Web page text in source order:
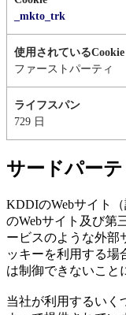
_mkto_trk
ファーストパーティ
729 日
サードパー
KDDIのWebサイト
のWebサイト及び第
ービスのような外部
ッキーを利用する場
は制御できないこと
当社が利用するいく